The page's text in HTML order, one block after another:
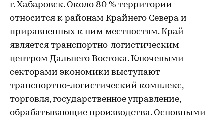
г. Хабаровск. Около 80 % территории
относится к районам Крайнего Севера и
приравненных к ним местностям. Край
является транспортно-логистическим
центром Дальнего Востока. Ключевыми
секторами экономики выступают
транспортно-логистический комплекс,
торговля, государственное управление,
обрабатывающие производства. Основными